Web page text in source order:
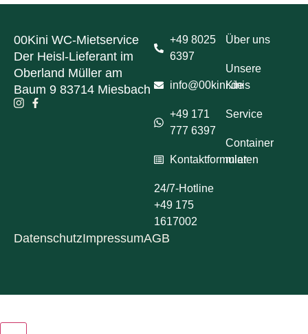
00Kini WC-Mietservice
Der Heisl-Lieferant im
Oberland Müller am
Baum 9 83714 Miesbach
+49 8025
6397
info@00kini.de
+49 171
777 6397
Kontaktformular
24/7-Hotline
+49 175
1617002
Über uns
Unsere
Kinis
Service
Container
mieten
DatenschutzImpressumAGB